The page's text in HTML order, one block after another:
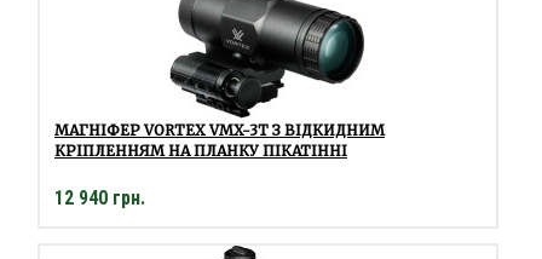
МАГНІФЕР VORTEX VMX-3T З ВІДКИДНИМ
КРІПЛЕННЯМ НА ПЛАНКУ ПІКАТІННІ
12 940 грн.